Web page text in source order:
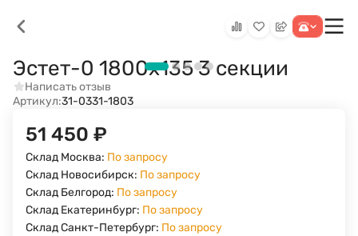
Эстет-0 1800х135 3 секции
Написать отзыв
Артикул:31-0331-1803
51 450 ₽
Склад Москва: По запросу
Склад Новосибирск: По запросу
Склад Белгород: По запросу
Склад Екатеринбург: По запросу
Склад Санкт-Петербург: По запросу